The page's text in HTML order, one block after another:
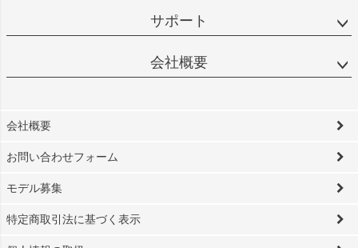
サポート
会社概要
会社概要
お問い合わせフォーム
モデル募集
特定商取引法に基づく表示